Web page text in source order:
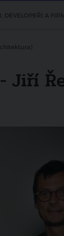
DEVELOPEŘI A